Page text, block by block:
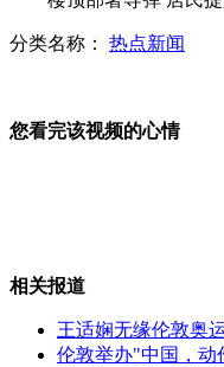
T台上的囧况 名模
南阳旅游局拍宣传
分类名称： 热点新闻
您看完该视频的心情
相关报道
王适娴无缘伦敦奥
伦敦举办"中国，动